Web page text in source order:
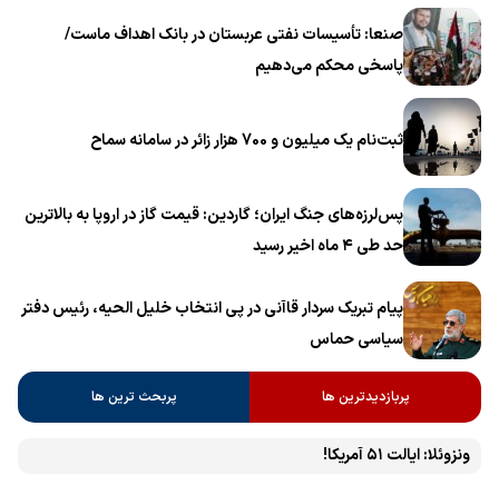
صنعا: تأسیسات نفتی عربستان در بانک اهداف ماست/
پاسخی محکم می‌دهیم
ثبت‌نام یک میلیون و 700 هزار زائر در سامانه سماح ‌
پس‌لرزه‌های جنگ ایران؛ گاردین: قیمت گاز در اروپا به بالاترین
حد طی ۴ ماه اخیر رسید
پیام تبریک سردار قاآنی در پی انتخاب خلیل الحیه، رئیس دفتر
سیاسی حماس
پربازدیدترین ها پربحث ترین ها
ونزوئلا: ایالت ۵۱ آمریکا!